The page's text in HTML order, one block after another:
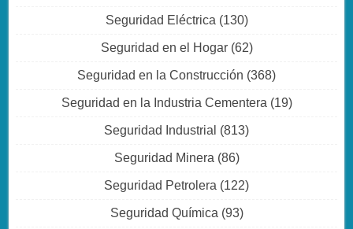
Seguridad Eléctrica (130)
Seguridad en el Hogar(62)
Seguridad en la Construcción (368)
Seguridad en la Industria Cementera (19)
Seguridad Industrial (813)
Seguridad Minera (86)
Seguridad Petrolera (122)
Seguridad Química (93)